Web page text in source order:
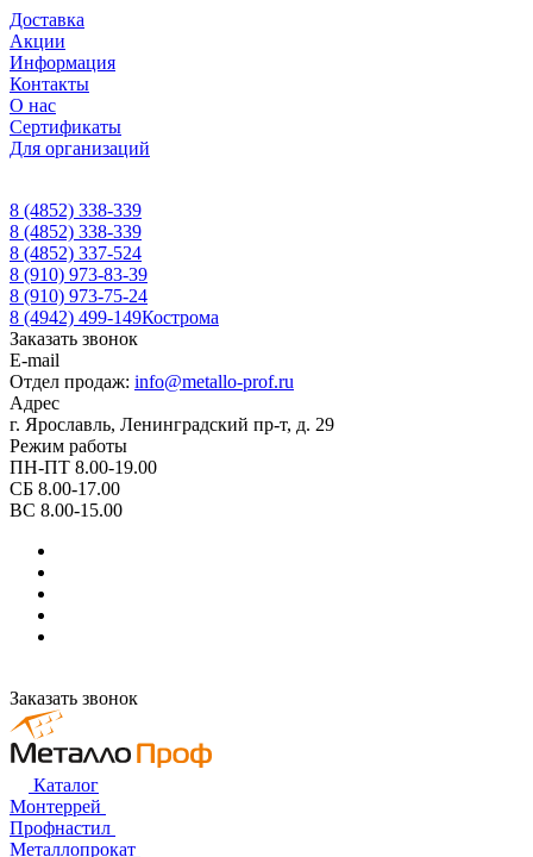
Доставка
Акции
Информация
Контакты
О нас
Сертификаты
Для организаций
8 (4852) 338-339
8 (4852) 338-339
8 (4852) 337-524
8 (910) 973-83-39
8 (910) 973-75-24
8 (4942) 499-149Кострома
Заказать звонок
E-mail
Отдел продаж: info@metallo-prof.ru
Адрес
г. Ярославль, Ленинградский пр-т, д. 29
Режим работы
ПН-ПТ 8.00-19.00
СБ 8.00-17.00
ВС 8.00-15.00
Заказать звонок
Каталог
Монтеррей
Профнастил
Металлопрокат